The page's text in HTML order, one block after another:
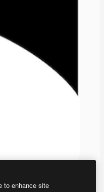
to enhance site